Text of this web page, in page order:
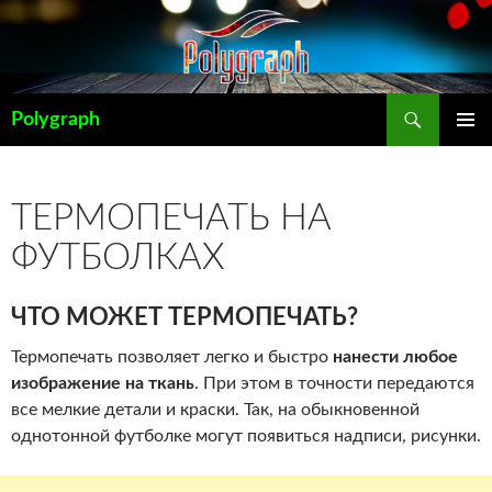
Перейти
Polygraph
ТЕРМОПЕЧАТЬ НА
ФУТБОЛКАХ
ЧТО МОЖЕТ ТЕРМОПЕЧАТЬ?
Термопечать позволяет легко и быстро нанести любое
изображение на ткань. При этом в точности передаются
все мелкие детали и краски. Так, на обыкновенной
однотонной футболке могут появиться надписи, рисунки.